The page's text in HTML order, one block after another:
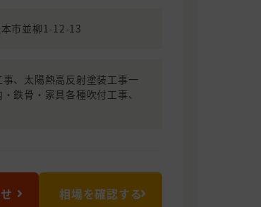
市並柳1-12-13
、太陽熱高反射塗装工事一
鉄骨・家具各種吹付工事、
相場を確認する